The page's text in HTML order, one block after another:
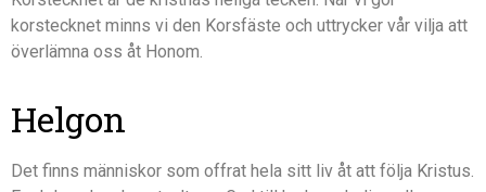
korstecknet minns vi den Korsfäste och uttrycker vår vilja att
överlämna oss åt Honom.
Helgon
Det finns människor som offrat hela sitt liv åt att följa Kristus.